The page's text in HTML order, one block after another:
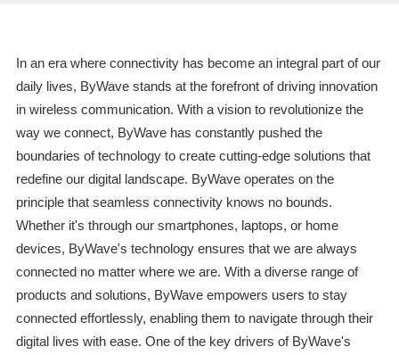
In an era where connectivity has become an integral part of our
daily lives, ByWave stands at the forefront of driving innovation
in wireless communication. With a vision to revolutionize the
way we connect, ByWave has constantly pushed the
boundaries of technology to create cutting-edge solutions that
redefine our digital landscape. ByWave operates on the
principle that seamless connectivity knows no bounds.
Whether it's through our smartphones, laptops, or home
devices, ByWave's technology ensures that we are always
connected no matter where we are. With a diverse range of
products and solutions, ByWave empowers users to stay
connected effortlessly, enabling them to navigate through their
digital lives with ease. One of the key drivers of ByWave's